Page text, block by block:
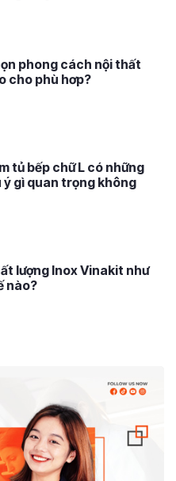
phong cách nội thất
cho phù hơp?
tủ bếp chữ L có những
ý gì quan trọng không
lượng Inox Vinakit như
nào?